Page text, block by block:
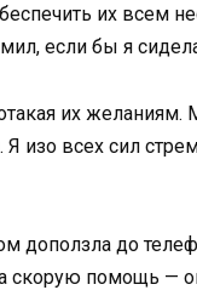
их всем
если бы я
их желаниям.
изо всех сил
доползла до
скорую помощь —